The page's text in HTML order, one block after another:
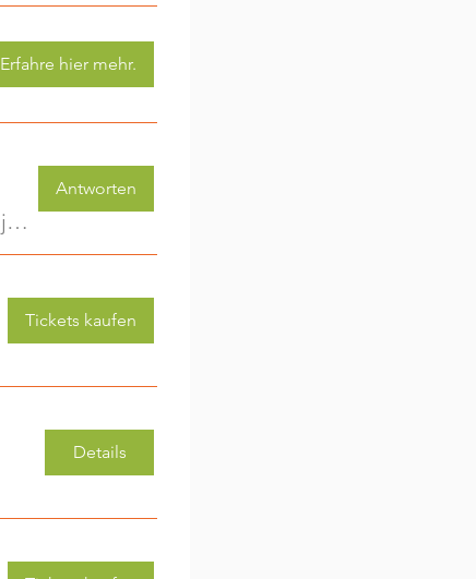
Erfahre hier mehr.
KinderwagenRunde - Gemeinsam unterwegs im ersten Lebensjahr
Antworten
Tickets kaufen
Details